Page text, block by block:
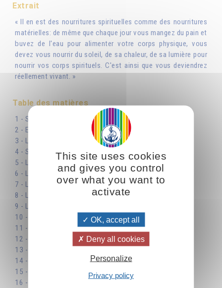
Extrait
« Il en est des nourritures spirituelles comme des nourritures
matérielles: de même que chaque jour vous mangez du pain et
buvez de l'eau pour alimenter votre corps physique, vous
devez vous nourrir du soleil, de sa chaleur, de sa lumière pour
nourrir vos corps spirituels. C'est ainsi que vous deviendrez
réellement vivant. »
Table des matières
1 - Se préparer
2 - En chemin pour rencontrer le soleil
3 - Le travail du soleil : le travail de l’esprit
4 - Se déplacer
5 - Le rôle de la terre
6 - L’union du soleil et de la terre
7 - Le soleil du renouveau
8 - La germination
9 - La circulation de la lumière
10 - La régénération de notre organisme
11 - Le prâna
12 - Le soleil, image de Dieu
13 - Le lien vivant avec le soleil
14 - La trinité solaire : lumière, chaleur et vie
15 - Le principe d’une religion universelle, le soleil
16 - L’image de la perfection
This site uses cookies
and gives you control
over what you want to
activate
OK, accept all
Deny all cookies
Personalize
Privacy policy